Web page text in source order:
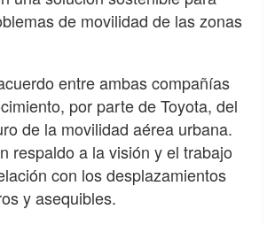
de movilidad de las zonas
entre ambas compañías
por parte de Toyota, del
de la movilidad aérea urbana.
respaldo a la visión y el trabajo
con los desplazamientos
y asequibles.